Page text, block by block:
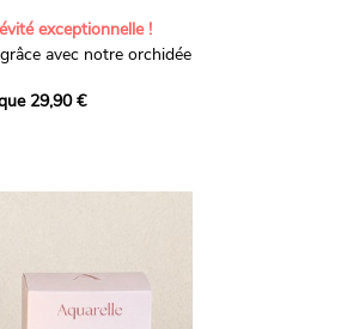
exceptionnelle !
avec notre orchidée
longues hampes
45-50 cm
29,90 €